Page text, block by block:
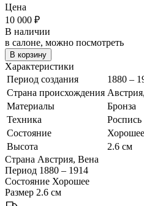
Цена
10 000 ₽
В наличии
в салоне, можно посмотреть
В корзину
Характеристики
Период создания
1880 –
Страна происхождения
Материалы
Бронза
Техника
Роспись
Состояние
Хорошее
Высота
2.6 см
Страна Австрия, Вена
Период 1880 – 1914
Состояние Хорошее
Размер 2.6 см